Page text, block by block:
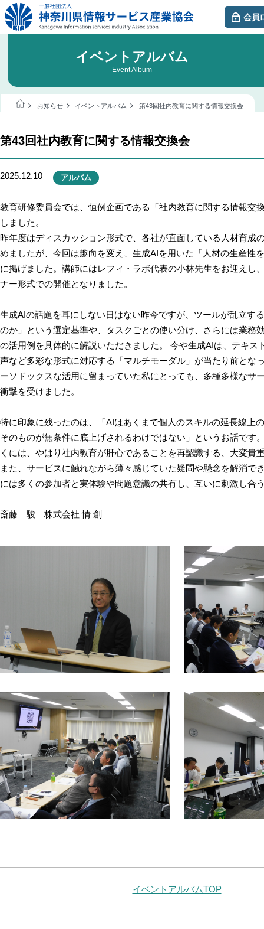
会員
イベントアルバム
Event Album
お知らせ イベントアルバム 第43回社内教育に関する情報交換会
第43回社内教育に関する情報交換会
2025.12.10 アルバム
教育研修委員会では、恒例企画である「社内教育に関する情報交
しました。
昨年度はディスカッション形式で、各社が直面している人材育成
めましたが、今回は趣向を変え、生成AIを用いた「人材の生産性
に掲げました。講師にはレフィ・ラボ代表の小林先生をお迎えし
ナー形式での開催となりました。
生成AIの話題を耳にしない日はない昨今ですが、ツールが乱立す
のか」という選定基準や、タスクごとの使い分け、さらには業務
の活用例を具体的に解説いただきました。 今や生成AIは、テキス
声など多彩な形式に対応する「マルチモーダル」が当たり前とな
ーソドックスな活用に留まっていた私にとっても、多種多様なサ
衝撃を受けました。
特に印象に残ったのは、「AIはあくまで個人のスキルの延長線上
そのものが無条件に底上げされるわけではない」というお話です
くには、やはり社内教育が肝心であることを再認識する、大変貴
また、サービスに触れながら薄々感じていた疑問や懸念を解消で
には多くの参加者と実体験や問題意識の共有し、互いに刺激し合
斎藤 駿 株式会社 情 創
イベントアルバムTOP